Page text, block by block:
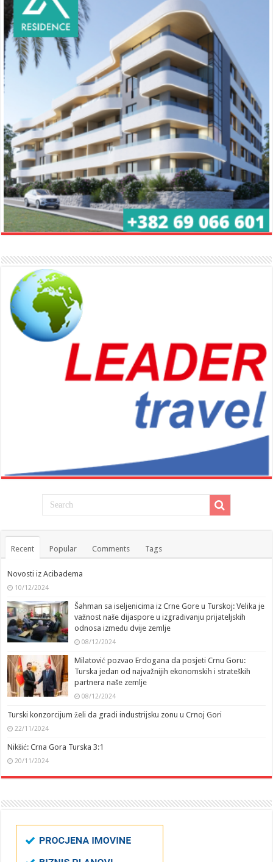
Recent Popular Comments Tags
Novosti iz Acibadema
10/12/2024
Šahman sa iseljenicima iz Crne Gore u Turskoj: Velika je
važnost naše dijaspore u izgrađivanju prijateljskih
odnosa između dvije zemlje
08/12/2024
Milatović pozvao Erdogana da posjeti Crnu Goru:
Turska jedan od najvažnijih ekonomskih i strateških
partnera naše zemlje
08/12/2024
Turski konzorcijum želi da gradi industrijsku zonu u Crnoj Gori
22/11/2024
Nikšić: Crna Gora Turska 3:1
20/11/2024